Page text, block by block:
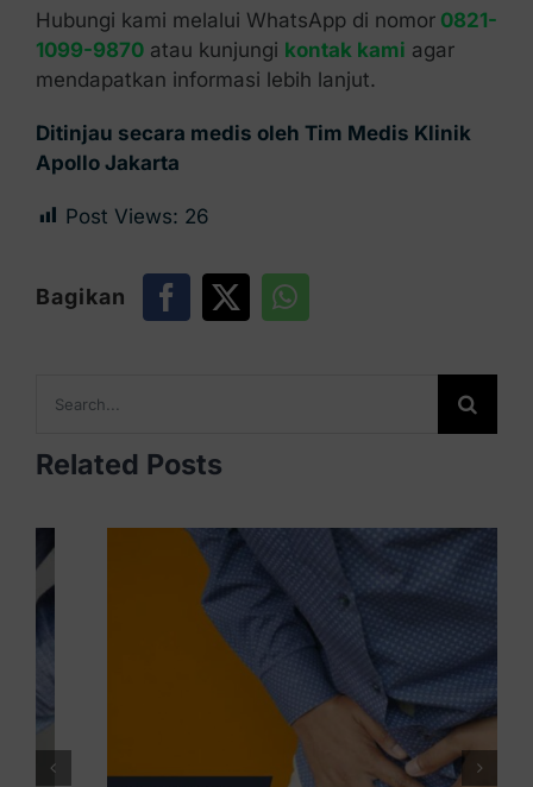
Hubungi kami melalui WhatsApp di nomor0821-
1099-9870atau kunjungi kontak kami agar
mendapatkan informasi lebih lanjut.
Ditinjau secara medis oleh Tim Medis Klinik
Apollo Jakarta
Post Views: 26
Bagikan
for:
Related Posts